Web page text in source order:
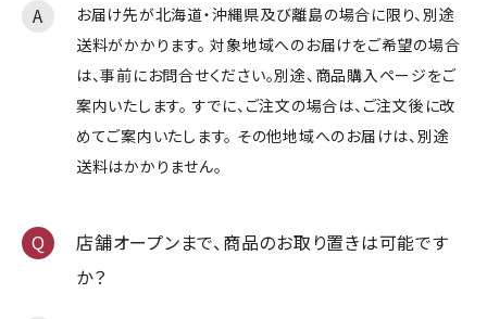
お届け先が北海道・沖縄県及び離島の場合に限り、別途
送料がかかります。 対象地域へのお届けをご希望の場合
は、事前にお問合せください。別途、商品購入ページをご
案内いたします。 すでに、ご注文の場合は、ご注文後に改
めてご案内いたします。 その他地域へのお届けは、別途
送料はかかりません。
店舗オープンまで、商品のお取り置きは可能です
か？